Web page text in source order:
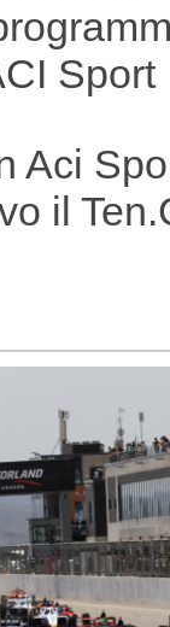
Sport
Aci
il